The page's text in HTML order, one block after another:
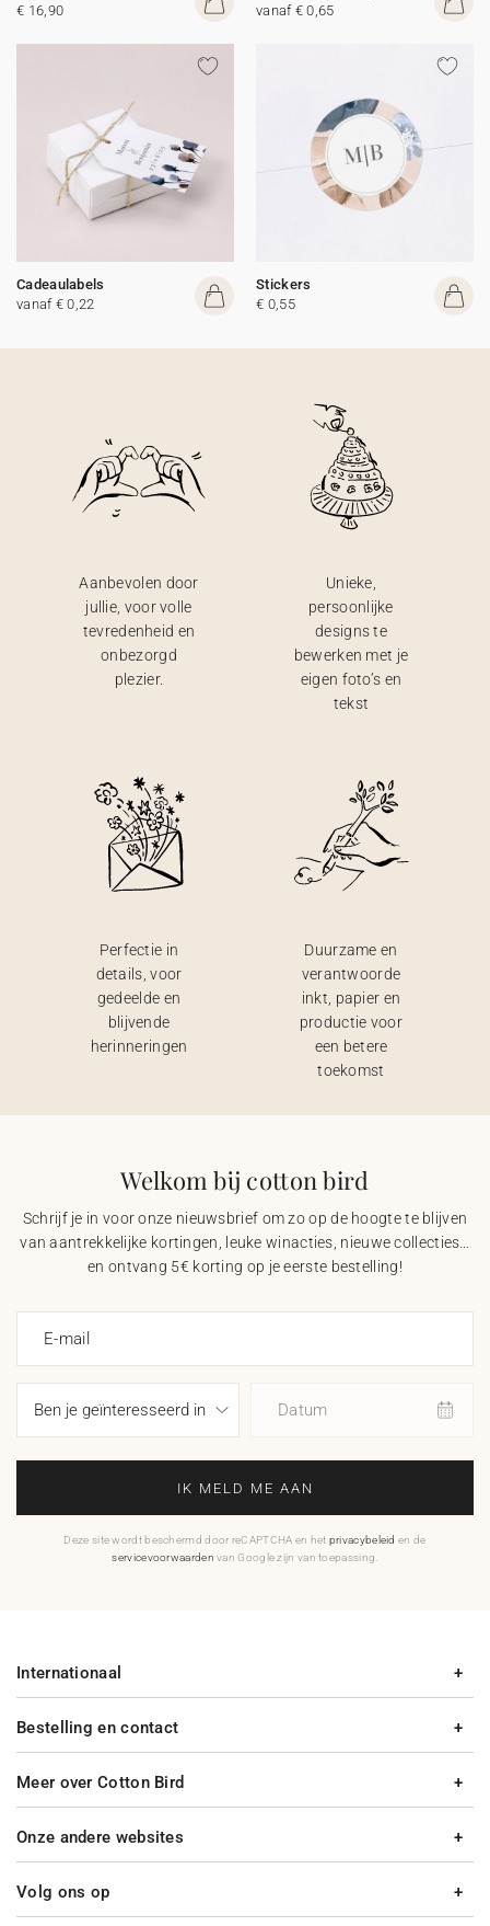
€ 16,90
vanaf € 0,65
Cadeaulabels
vanaf € 0,22
Stickers
€ 0,55
Aanbevolen door
jullie, voor volle
tevredenheid en
onbezorgd
plezier.
Unieke,
persoonlijke
designs te
bewerken met je
eigen foto’s en
tekst
Perfectie in
details, voor
gedeelde en
blijvende
herinneringen
Duurzame en
verantwoorde
inkt, papier en
productie voor
een betere
toekomst
Welkom bij cotton bird
Schrijf je in voor onze nieuwsbrief om zo op de hoogte te blijven
van aantrekkelijke kortingen, leuke winacties, nieuwe collecties…
en ontvang 5€ korting op je eerste bestelling!
E-mail
Datum
IK MELD ME AAN
Deze site wordt beschermd door reCAPTCHA en het privacybeleid en de
servicevoorwaarden van Google zijn van toepassing.
Bestelling en contact
Meer over Cotton Bird
Internationaal
Onze andere websites
Volg ons op